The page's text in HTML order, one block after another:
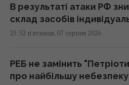
В результаті атаки РФ
склад засобів
21:32 п'ятниця, 07 серпня 2026
РЕБ не замінить
про найбільшу небезпеку